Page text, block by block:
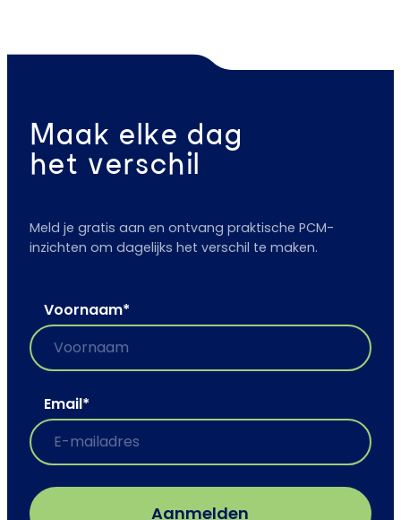
Maak elke dag
het verschil
Meld je gratis aan en ontvang praktische PCM-
inzichten om dagelijks het verschil te maken.
Voornaam*
Email*